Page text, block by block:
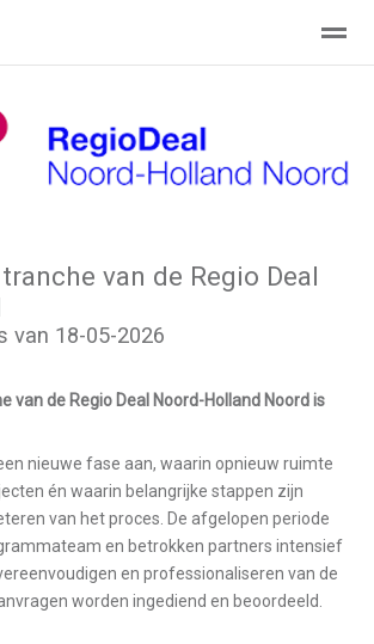
Hollands Kroon
Nieuws Agenda
van de Regio Deal
van 18-05-2026
van de Regio Deal Noord-Holland Noord is
nieuwe fase aan, waarin opnieuw ruimte
én waarin belangrijke stappen zijn
van het proces. De afgelopen periode
en betrokken partners intensief
en professionaliseren van de
worden ingediend en beoordeeld.